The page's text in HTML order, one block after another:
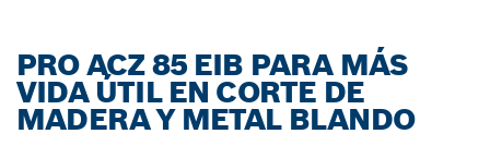
PRO ACZ 85 EIB PARA MÁS
VIDA ÚTIL EN CORTE DE
MADERA Y METAL BLANDO